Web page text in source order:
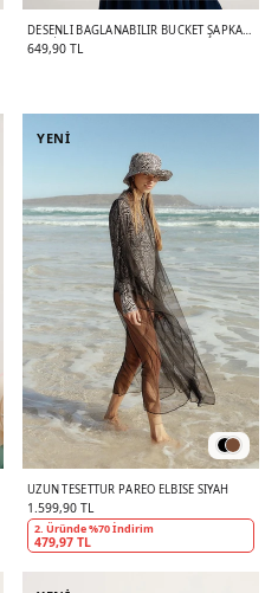
DESENLI BAĞLANABILIR BUCKET ŞAPKA
MAVI
649,90 TL
YENİ
UZUN TESETTÜR PAREO ELBISE SIYAH
1.599,90 TL
2. Üründe %70 İndirim
479,97 TL